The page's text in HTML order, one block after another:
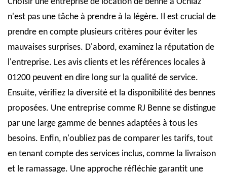
n'est pas une tâche à prendre à la légère. Il est crucial de
prendre en compte plusieurs critères pour éviter les
mauvaises surprises. D'abord, examinez la réputation de
l'entreprise. Les avis clients et les références locales à
01200 peuvent en dire long sur la qualité de service.
Ensuite, vérifiez la diversité et la disponibilité des bennes
proposées. Une entreprise comme RJ Benne se distingue
par une large gamme de bennes adaptées à tous les
besoins. Enfin, n'oubliez pas de comparer les tarifs, tout
en tenant compte des services inclus, comme la livraison
et le ramassage. Une approche réfléchie garantit une